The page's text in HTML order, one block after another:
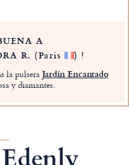
A
R. (Paris ) !
la pulseraJardín Encantado
y diamantes.